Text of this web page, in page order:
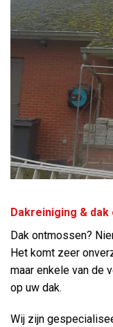
Dakreiniging &
Dak ontmossen?
Het komt zeer
maar enkele van de
op uw dak.
Wij zijn